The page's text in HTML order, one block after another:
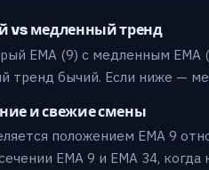
vs медленный тренд
EMA (9) с медленным EMA
тренд бычий. Если ниже —
и свежие смены
положением EMA 9
EMA 9 и EMA 34,